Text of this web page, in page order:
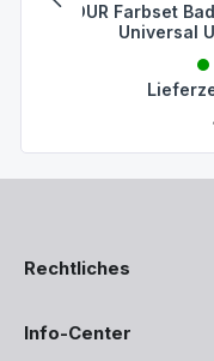
VIGOUR Farbset
Universal
Rechtliches
Info-Center